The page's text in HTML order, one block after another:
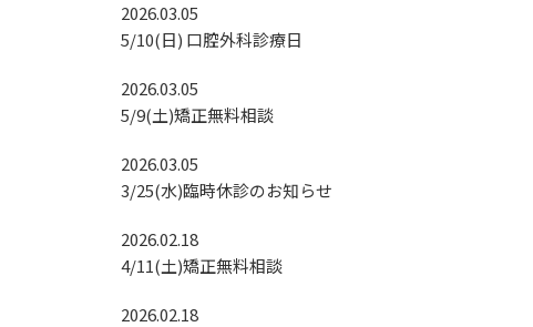
2026.03.05
5/10(日) 口腔外科診療日
2026.03.05
5/9(土)矯正無料相談
2026.03.05
3/25(水)臨時休診のお知らせ
2026.02.18
4/11(土)矯正無料相談
2026.02.18